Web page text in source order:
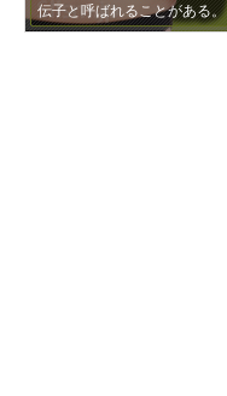
伝子と呼ばれることがある。